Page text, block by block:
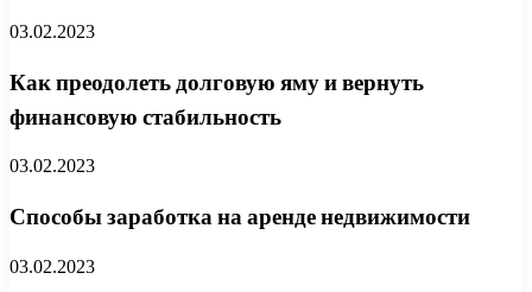
03.02.2023
Как преодолеть долговую яму и вернуть
финансовую стабильность
03.02.2023
Способы заработка на аренде недвижимости
03.02.2023